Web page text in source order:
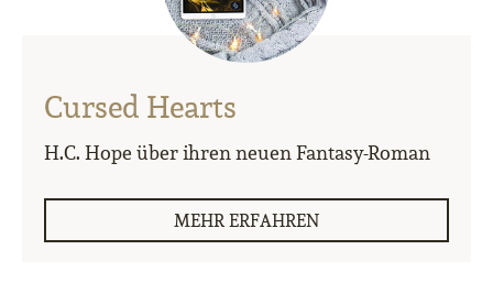
Cursed Hearts
H.C. Hope über ihren neuen Fantasy-Roman
MEHR ERFAHREN